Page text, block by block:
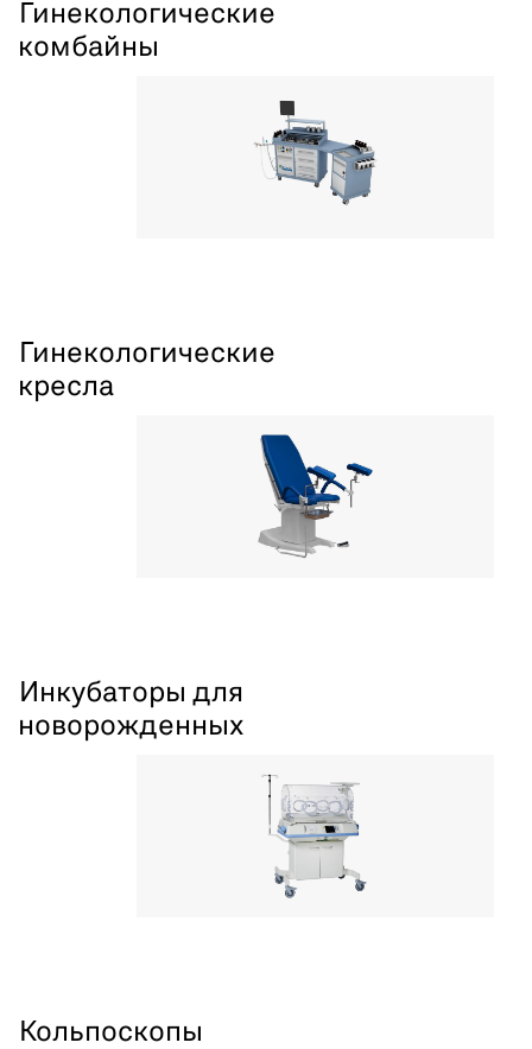
Гинекологические
комбайны
Гинекологические
кресла
Инкубаторы для
новорожденных
Кольпоскопы